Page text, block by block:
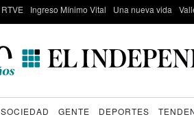
RTVE Ingreso Mínimo Vital Una nueva vida
SOCIEDAD GENTE DEPORTES